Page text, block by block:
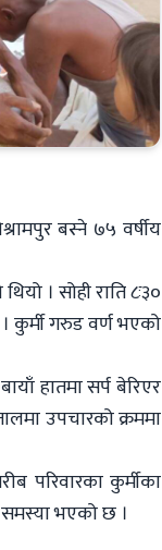
बस्ने ७५ वर्षीय
। सोही राति ८ः३०
कुर्मी गरुड वर्ण भएको
हातमा सर्प बेरिएर
उपचारको क्रममा
परिवारका कुर्मीका
भएको छ ।